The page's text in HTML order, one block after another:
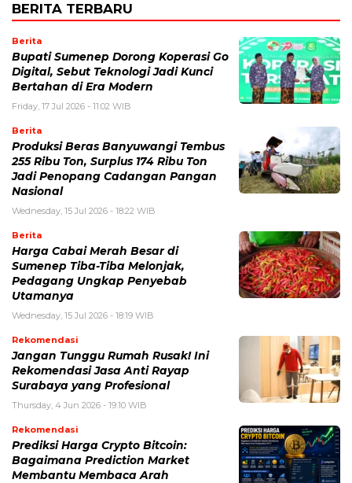
BERITA TERBARU
Berita
Bupati Sumenep Dorong Koperasi Go
Digital, Sebut Teknologi Jadi Kunci
Bertahan di Era Modern
Friday, 17 Jul 2026 - 11:02 WIB
Berita
Produksi Beras Banyuwangi Tembus
255 Ribu Ton, Surplus 174 Ribu Ton
Jadi Penopang Cadangan Pangan
Nasional
Wednesday, 15 Jul 2026 - 18:22 WIB
Berita
Harga Cabai Merah Besar di
Sumenep Tiba-Tiba Melonjak,
Pedagang Ungkap Penyebab
Utamanya
Wednesday, 15 Jul 2026 - 18:19 WIB
Rekomendasi
Jangan Tunggu Rumah Rusak! Ini
Rekomendasi Jasa Anti Rayap
Surabaya yang Profesional
Thursday, 4 Jun 2026 - 19:10 WIB
Rekomendasi
Prediksi Harga Crypto Bitcoin:
Bagaimana Prediction Market
Membantu Membaca Arah